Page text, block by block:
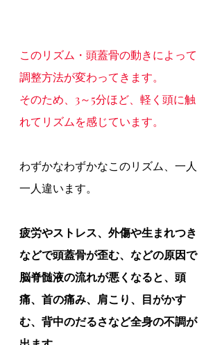
このリズム・頭蓋骨の動きによって
調整方法が変わってきます。
そのため、3～5分ほど、軽く頭に触
れてリズムを感じています。
わずかなわずかなこのリズム、一人
一人違います。
疲労やストレス、外傷や生まれつき
などで頭蓋骨が歪む、などの原因で
脳脊髄液の流れが悪くなると、頭
痛、首の痛み、肩こり、目がかす
む、背中のだるさなど全身の不調が